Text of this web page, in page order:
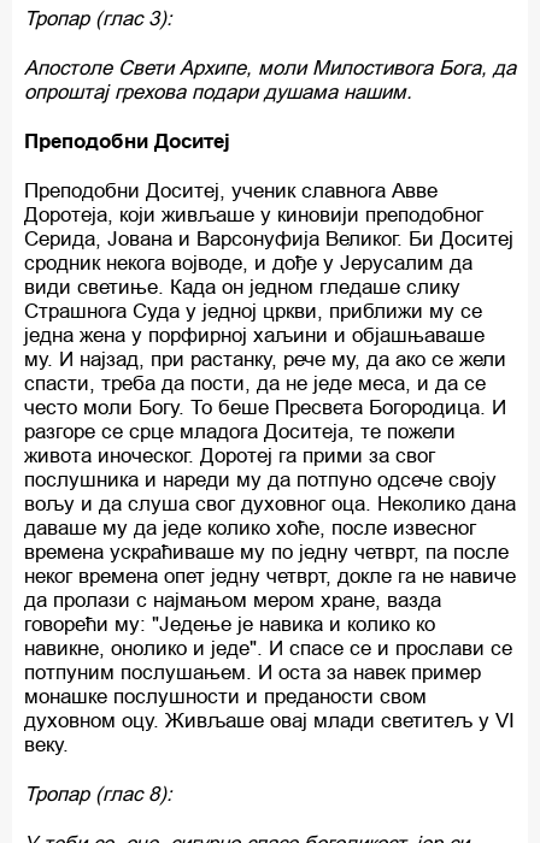
Тропар (глас 3):
Апостоле Свети Архипе, моли Милостивога Бога, да
опроштај грехова подари душама нашим.
Преподобни Доситеј
Преподобни Доситеј, ученик славнога Авве
Доротеја, који живљаше у киновији преподобног
Серида, Јована и Варсонуфија Великог. Би Доситеј
сродник некога војводе, и дође у Јерусалим да
види светиње. Када он једном гледаше слику
Страшнога Суда у једној цркви, приближи му се
једна жена у порфирној хаљини и објашњаваше
му. И најзад, при растанку, рече му, да ако се жели
спасти, треба да пости, да не једе меса, и да се
често моли Богу. То беше Пресвета Богородица. И
разгоре се срце младога Доситеја, те пожели
живота иноческог. Доротеј га прими за свог
послушника и нареди му да потпуно одсече своју
вољу и да слуша свог духовног оца. Неколико дана
даваше му да једе колико хоће, после извесног
времена ускраћиваше му по једну четврт, па после
неког времена опет једну четврт, докле га не навиче
да пролази с најмањом мером хране, вазда
говорећи му: "Једење је навика и колико ко
навикне, онолико и једе". И спасе се и прослави се
потпуним послушањем. И оста за навек пример
монашке послушности и преданости свом
духовном оцу. Живљаше овај млади светитељ у VI
веку.
Тропар (глас 8):